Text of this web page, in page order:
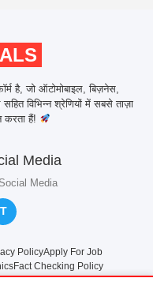
है, जो ऑटोमोबाइल, बिज़नेस,
विभिन्न श्रेणियों में सबसे ताज़ा
करता हैं!
Media
Media
T
PolicyApply For Job
Fact Checking Policy